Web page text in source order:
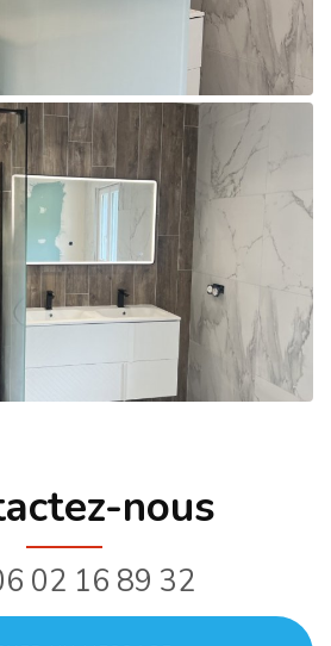
nous
02 16 89 32